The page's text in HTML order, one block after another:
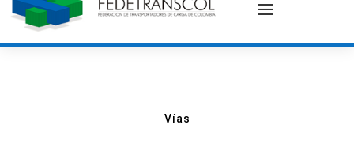
Vías